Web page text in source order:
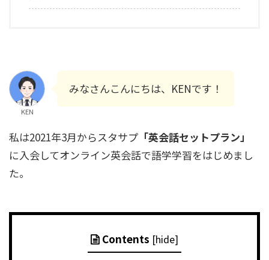
KEN
みなさんこんにちは、KENです！
私は2021年3月からスタサプ 「英会話セットプラン」
に入会してオンライン英会話で語学学習をはじめまし
た。
Contents [hide]